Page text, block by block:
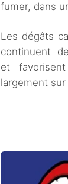
fumer, dans
Les dégâts
continuent
et
largement sur